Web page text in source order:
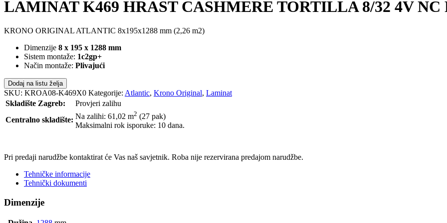
LAMINAT K469 HRAST CASHMERE TORTILLA 8/32 4V NC
KRONO ORIGINAL ATLANTIC 8x195x1288 mm (2,26 m2)
Dimenzije 8 x 195 x 1288 mm
Sistem montaže: 1c2gp+
Način montaže: Plivajući
Dodaj na listu želja
SKU: KROA08-K469X0 Kategorije: Atlantic, Krono Original, Laminat
Skladište Zagreb:
Provjeri zalihu
Centralno skladište: Na zalihi: 61,02 m2 (27 pak)
Maksimalni rok isporuke: 10 dana.
Pri predaji narudžbe kontaktirat će Vas naš savjetnik. Roba nije rezervirana predajom narudžbe.
Tehničke informacije
Tehnički dokumenti
Dimenzije